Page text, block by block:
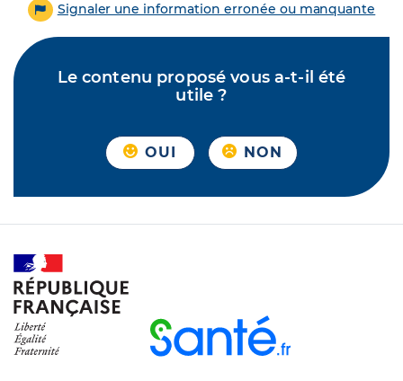
Signaler une information erronée ou manquante
Le contenu proposé vous a-t-il été
utile ?
OUI NON